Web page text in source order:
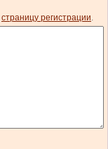
страницу регистрации.